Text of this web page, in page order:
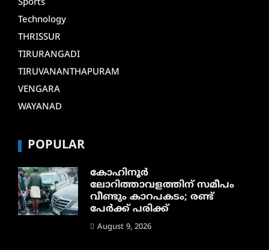
Sports
Technology
THRISSUR
TIRURANGADI
TIRUVANANTHAPURAM
VENGARA
WAYANAD
POPULAR
കോഹിനൂർ
ലോറിത്താവളത്തിന് സമീപം
വീണ്ടും കാറപകടം; രണ്ട്
പേർക്ക് പരിക്ക്
August 9, 2026